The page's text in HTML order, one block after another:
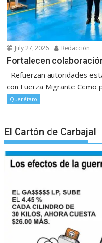
July 27, 2026 Redacción
Fortalecen
Refuerzan autoridades
con Fuerza Migrante Como
Querétaro
El Cartón de Carbajal